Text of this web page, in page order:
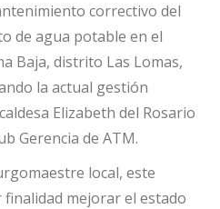
correctivo del
de agua potable en el
Baja, distrito Las Lomas,
la actual gestión
Elizabeth del Rosario
Gerencia de ATM.
local, este
mejorar el estado